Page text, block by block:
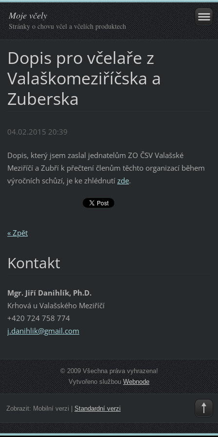
Moje včely
Stránky o chovu včel a včelích produktech
Dopis pro včelaře z
Valaškomeziříčska a
Zuberska
04.02.2015 20:39
Dopis, který jsem zaslal jednatelům ZO ČSV Valašské
Meziříčí a Zubří k přečtení členům těchto organizací během
výročních schůzí, je ke zhlédnutí zde.
« Zpět
Kontakt
Mgr. Jiří Danihlík, Ph.D.
Krhová u Valašského Meziříčí
+420 724 758 774
j.danihlik@gmail.com
© 2009 Všechna práva vyhrazena!
Vytvořeno službou Webnode
Zobrazit: Mobilní verzi Standardní verzi